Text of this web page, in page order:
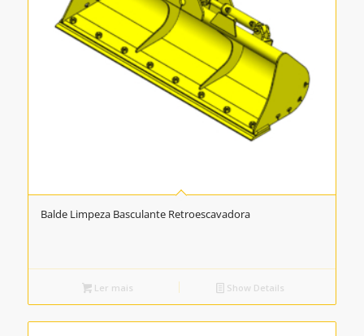
Balde Limpeza Basculante Retroescavadora
Ler mais Show Details